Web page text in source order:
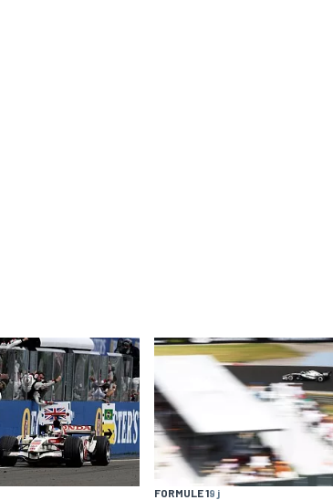
FORMULE 19 j